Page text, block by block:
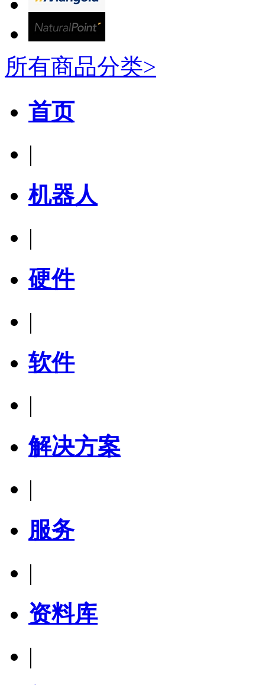
所有商品分类>
首页
|
机器人
|
硬件
|
软件
|
解决方案
|
服务
|
资料库
|